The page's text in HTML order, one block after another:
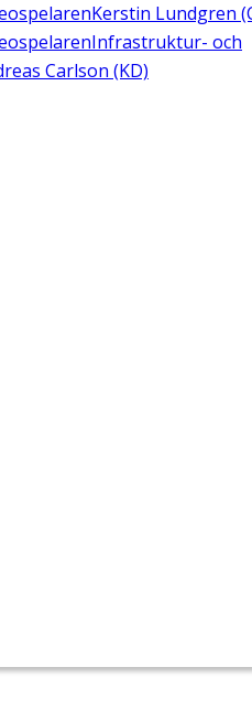
Kerstin Lundgren
Infrastruktur- och
Carlson (KD)